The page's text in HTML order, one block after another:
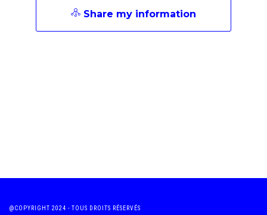
Share my information
@COPYRIGHT 2024 - TOUS DROITS RÉSERVÉS